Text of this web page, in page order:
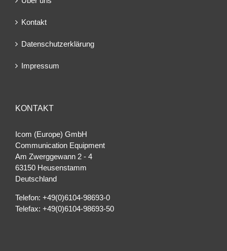
Kontakt
Datenschutzerklärung
Impressum
KONTAKT
Icom (Europe) GmbH
Communication Equipment
Am Zwerggewann 2 ‐ 4
63150 Heusenstamm
Deutschland
Telefon: +49(0)6104-98693-0
Telefax: +49(0)6104-98693-50